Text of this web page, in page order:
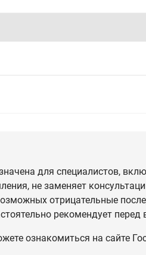
для специалистов,
не заменяет
отрицательные
рекомендует
ознакомиться на сайте